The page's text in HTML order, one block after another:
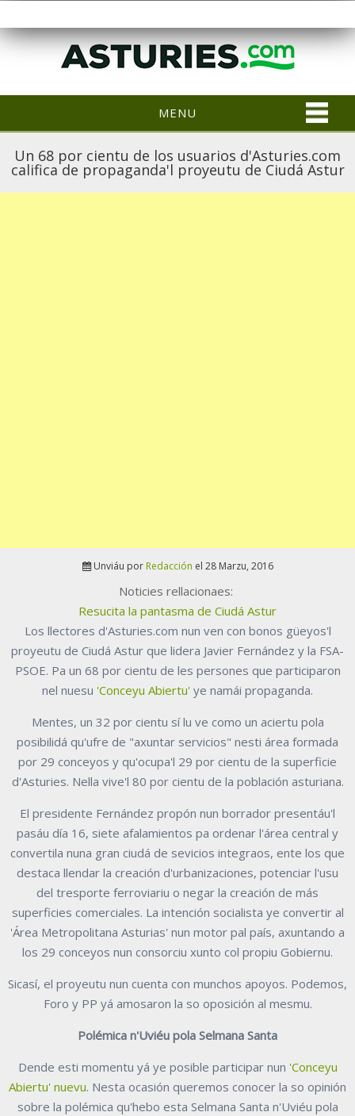
MENU
Un 68 por cientu de los usuarios d'Asturies.com
califica de propaganda'l proyeutu de Ciudá Astur
Unviáu por Redacción el 28 Marzu, 2016
Noticies rellacionaes:
Resucita la pantasma de Ciudá Astur
Los llectores d'Asturies.com nun ven con bonos güeyos'l
proyeutu de Ciudá Astur que lidera Javier Fernández y la FSA-
PSOE. Pa un 68 por cientu de les persones que participaron
nel nuesu 'Conceyu Abiertu' ye namái propaganda.
Mentes, un 32 por cientu sí lu ve como un aciertu pola
posibilidá qu'ufre de "axuntar servicios" nesti área formada
por 29 conceyos y qu'ocupa'l 29 por cientu de la superficie
d'Asturies. Nella vive'l 80 por cientu de la población asturiana.
El presidente Fernández propón nun borrador presentáu'l
pasáu día 16, siete afalamientos pa ordenar l'área central y
convertila nuna gran ciudá de sevicios integraos, ente los que
destaca llendar la creación d'urbanizaciones, potenciar l'usu
del tresporte ferroviariu o negar la creación de más
superficies comerciales. La intención socialista ye convertir al
'Área Metropolitana Asturias' nun motor pal país, axuntando a
los 29 conceyos nun consorciu xunto col propiu Gobiernu.
Sicasí, el proyeutu nun cuenta con munchos apoyos. Podemos,
Foro y PP yá amosaron la so oposición al mesmu.
Polémica n'Uviéu pola Selmana Santa
Dende esti momentu yá ye posible participar nun 'Conceyu
Abiertu' nuevu. Nesta ocasión queremos conocer la so opinión
sobre la polémica qu'hebo esta Selmana Santa n'Uviéu pola